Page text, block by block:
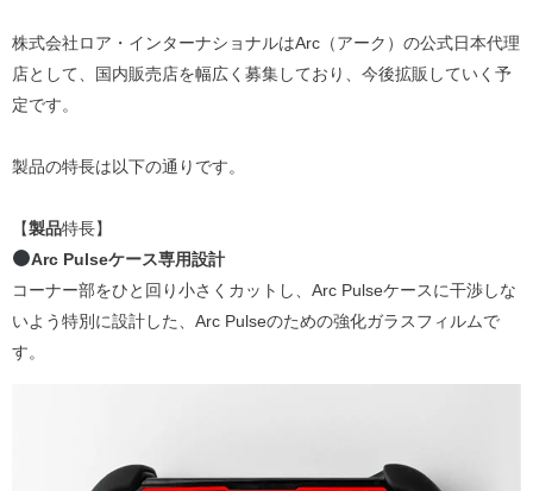
株式会社ロア・インターナショナルはArc（アーク）の公式日本代理
店として、国内販売店を幅広く募集しており、今後拡販していく予
定です。
製品の特長は以下の通りです。
【製品特長】
Arc Pulseケース専用設計
コーナー部をひと回り小さくカットし、Arc Pulseケースに干渉しな
いよう特別に設計した、Arc Pulseのための強化ガラスフィルムで
す。